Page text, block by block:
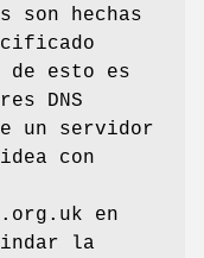
son hechas
de esto es
DNS
un servidor
con
en
la